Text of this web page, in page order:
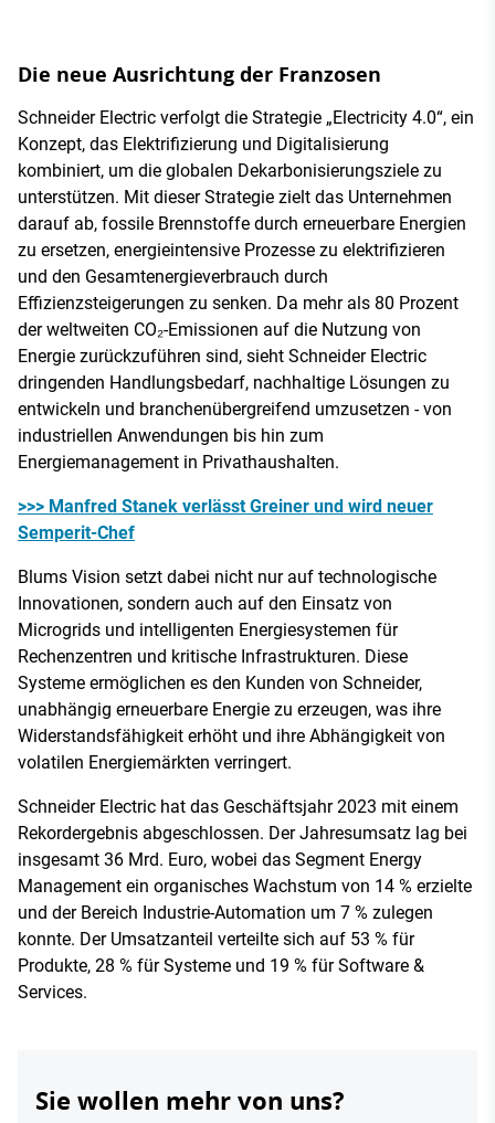
Die neue Ausrichtung der Franzosen
Schneider Electric verfolgt die Strategie „Electricity 4.0“, ein
Konzept, das Elektrifizierung und Digitalisierung
kombiniert, um die globalen Dekarbonisierungsziele zu
unterstützen. Mit dieser Strategie zielt das Unternehmen
darauf ab, fossile Brennstoffe durch erneuerbare Energien
zu ersetzen, energieintensive Prozesse zu elektrifizieren
und den Gesamtenergieverbrauch durch
Effizienzsteigerungen zu senken. Da mehr als 80 Prozent
der weltweiten CO₂-Emissionen auf die Nutzung von
Energie zurückzuführen sind, sieht Schneider Electric
dringenden Handlungsbedarf, nachhaltige Lösungen zu
entwickeln und branchenübergreifend umzusetzen - von
industriellen Anwendungen bis hin zum
Energiemanagement in Privathaushalten.
>>> Manfred Stanek verlässt Greiner und wird neuer
Semperit-Chef
Blums Vision setzt dabei nicht nur auf technologische
Innovationen, sondern auch auf den Einsatz von
Microgrids und intelligenten Energiesystemen für
Rechenzentren und kritische Infrastrukturen. Diese
Systeme ermöglichen es den Kunden von Schneider,
unabhängig erneuerbare Energie zu erzeugen, was ihre
Widerstandsfähigkeit erhöht und ihre Abhängigkeit von
volatilen Energiemärkten verringert.
Schneider Electric hat das Geschäftsjahr 2023 mit einem
Rekordergebnis abgeschlossen. Der Jahresumsatz lag bei
insgesamt 36 Mrd. Euro, wobei das Segment Energy
Management ein organisches Wachstum von 14 % erzielte
und der Bereich Industrie-Automation um 7 % zulegen
konnte. Der Umsatzanteil verteilte sich auf 53 % für
Produkte, 28 % für Systeme und 19 % für Software &
Services.
Sie wollen mehr von uns?